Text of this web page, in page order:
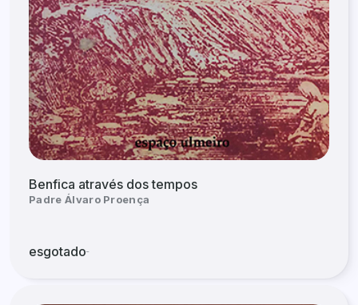
Benfica através dos tempos
Padre Álvaro Proença
esgotado